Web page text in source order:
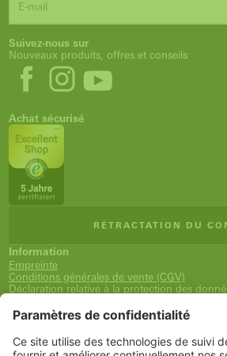
Suivez-nous sur
Nouveaux produits, offres et conseils
Achat sécurisé
RÉTRACTATION DU
Information
Empreinte
Conditions générales de vente (CGV)
Déclaration relative à la protection des
Droit de rétractation
Déclaration d'accessibilité
Newsletter